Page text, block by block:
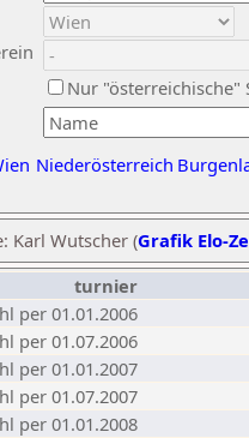
Nur "österreichische"
Niederösterreich
Karl Wutscher (Grafik Elo-
turnier
per 01.01.2006
per 01.07.2006
per 01.01.2007
per 01.07.2007
per 01.01.2008